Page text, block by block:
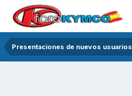
Presentaciones de nuevos usuarios